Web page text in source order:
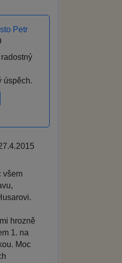
Petr
úspěch.
všem
hrozně
1. na
Moc